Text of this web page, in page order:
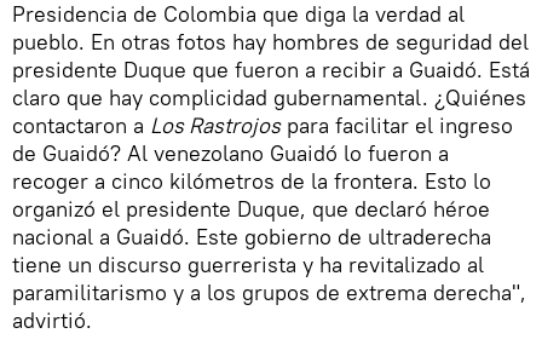
Presidencia de Colombia que diga la verdad al
pueblo. En otras fotos hay hombres de seguridad del
presidente Duque que fueron a recibir a Guaidó. Está
claro que hay complicidad gubernamental. ¿Quiénes
contactaron a Los Rastrojospara facilitar el ingreso
de Guaidó? Al venezolano Guaidó lo fueron a
recoger a cinco kilómetros de la frontera. Esto lo
organizó el presidente Duque, que declaró héroe
nacional a Guaidó. Este gobierno de ultraderecha
tiene un discurso guerrerista y ha revitalizado al
paramilitarismo y a los grupos de extrema derecha",
advirtió.